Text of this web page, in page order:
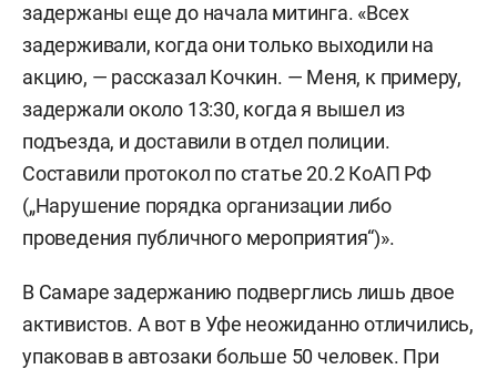
задержаны еще до начала митинга. «Всех
задерживали, когда они только выходили на
акцию, — рассказал Кочкин. — Меня, к примеру,
задержали около 13:30, когда я вышел из
подъезда, и доставили в отдел полиции.
Составили протокол по статье 20.2 КоАП РФ
(„Нарушение порядка организации либо
проведения публичного мероприятия“)».
В Самаре задержанию подверглись лишь двое
активистов. А вот в Уфе неожиданно отличились,
упаковав в автозаки больше 50 человек. При